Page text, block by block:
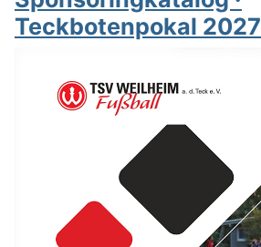
Teckbotenpokal 2027